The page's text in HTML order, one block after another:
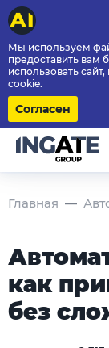
Мы используем
предоставить
использовать сайт,
cookie.
Согласен
Главная
как
без